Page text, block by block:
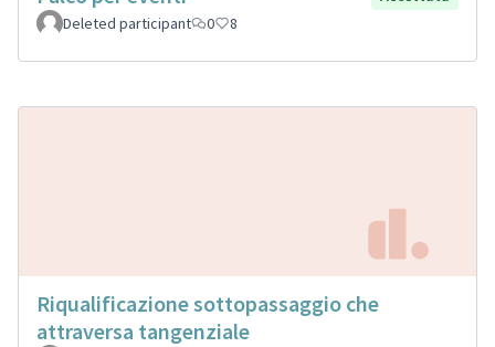
Deleted participant
0 8
Riqualificazione sottopassaggio che
attraversa tangenziale